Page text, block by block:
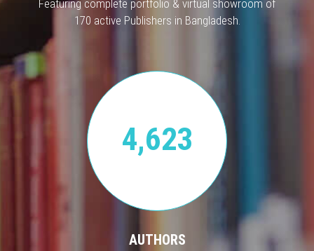
Featuring complete portfolio & virtual showroom of
170 active Publishers in Bangladesh.
4,623
AUTHORS